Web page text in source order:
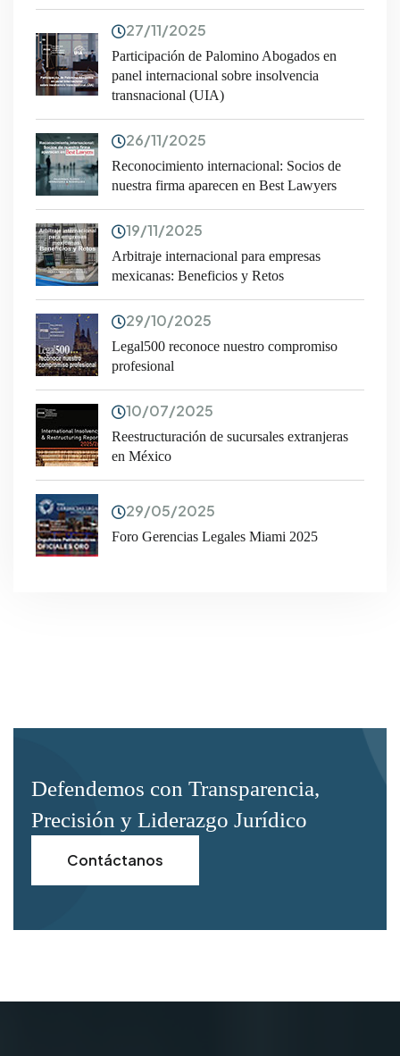
27/11/2025
Participación de Palomino Abogados en
panel internacional sobre insolvencia
transnacional (UIA)
26/11/2025
Reconocimiento internacional: Socios de
nuestra firma aparecen en Best Lawyers
19/11/2025
Arbitraje internacional para empresas
mexicanas: Beneficios y Retos
29/10/2025
Legal500 reconoce nuestro compromiso
profesional
10/07/2025
Reestructuración de sucursales extranjeras
en México
29/05/2025
Foro Gerencias Legales Miami 2025
Defendemos con Transparencia,
Precisión y Liderazgo Jurídico
Contáctanos